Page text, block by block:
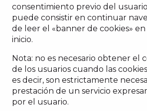
consentimiento previo del
puede consistir en continuar
de leer el «banner de cookies»
inicio.
Nota: no es necesario obtener el
de los usuarios cuando las
es decir, son estrictamente
prestación de un servicio
por el usuario.